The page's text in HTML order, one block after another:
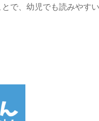
で、幼児でも読みやす